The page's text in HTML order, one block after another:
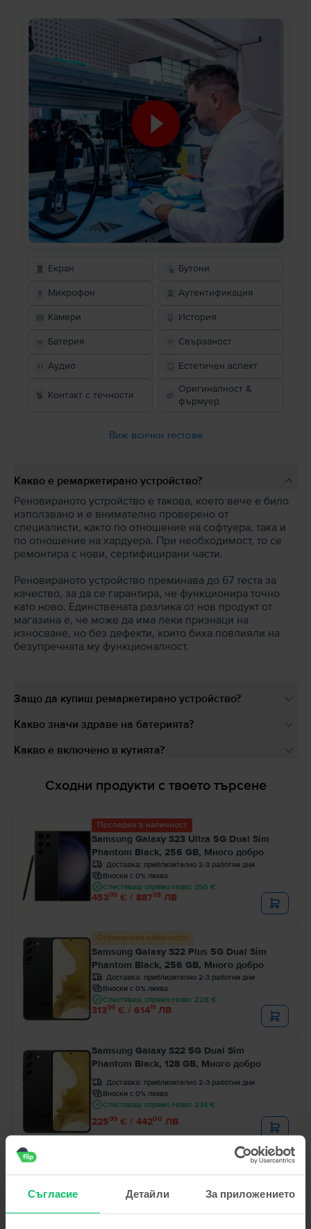
Съгласие Детайли За приложението
Екран Бутони
Микрофон Аутентификация
Камери История
Батерия Свързаност
Аудио Естетичен аспект
Контакт с течности
Оригиналност &
фърмуер
Виж всички тестове
Какво е ремаркетирано устройство?
Реновираното устройство е такова, което вече е било
използвано и е внимателно проверено от
специалисти, както по отношение на софтуера, така и
по отношение на хардуера. При необходимост, то се
ремонтира с нови, сертифицирани части.
Реновираното устройство преминава до 67 теста за
качество, за да се гарантира, че функционира точно
като ново. Единствената разлика от нов продукт от
магазина е, че може да има леки признаци на
износване, но без дефекти, които биха повлияли на
безупречната му функционалност.
Защо да купиш ремаркетирано устройство?
Какво значи здраве на батерията?
Какво е включено в кутията?
Сходни продукти с твоето търсене
Последен в наличност
Samsung Galaxy S23 Ultra 5G Dual Sim
Phantom Black, 256 GB, Много добро
Доставка: приблизително 2-3 работни дни
Вноски с 0% лихва
Спестяваш спрямо Ново: 395 €
45399 € / 88793 ЛВ
Ограничена наличност
Samsung Galaxy S22 Plus 5G Dual Sim
Phantom Black, 256 GB, Много добро
Доставка: приблизително 2-3 работни дни
Вноски с 0% лихва
Спестяваш спрямо Ново: 228 €
31399 € / 61411 ЛВ
Samsung Galaxy S22 5G Dual Sim
Phantom Black, 128 GB, Много добро
Доставка: приблизително 2-3 работни дни
Вноски с 0% лихва
Спестяваш спрямо Ново: 234 €
22599 € / 44200 ЛВ